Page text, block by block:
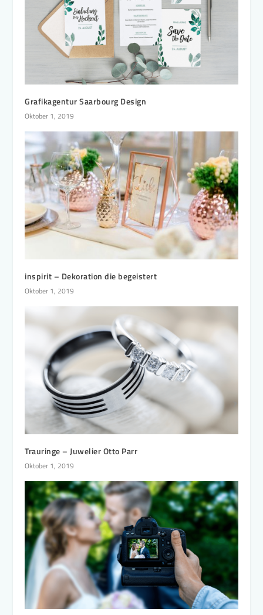
Grafikagentur Saarbourg Design
Oktober 1, 2019
inspirit – Dekoration die begeistert
Oktober 1, 2019
Trauringe – Juwelier Otto Parr
Oktober 1, 2019